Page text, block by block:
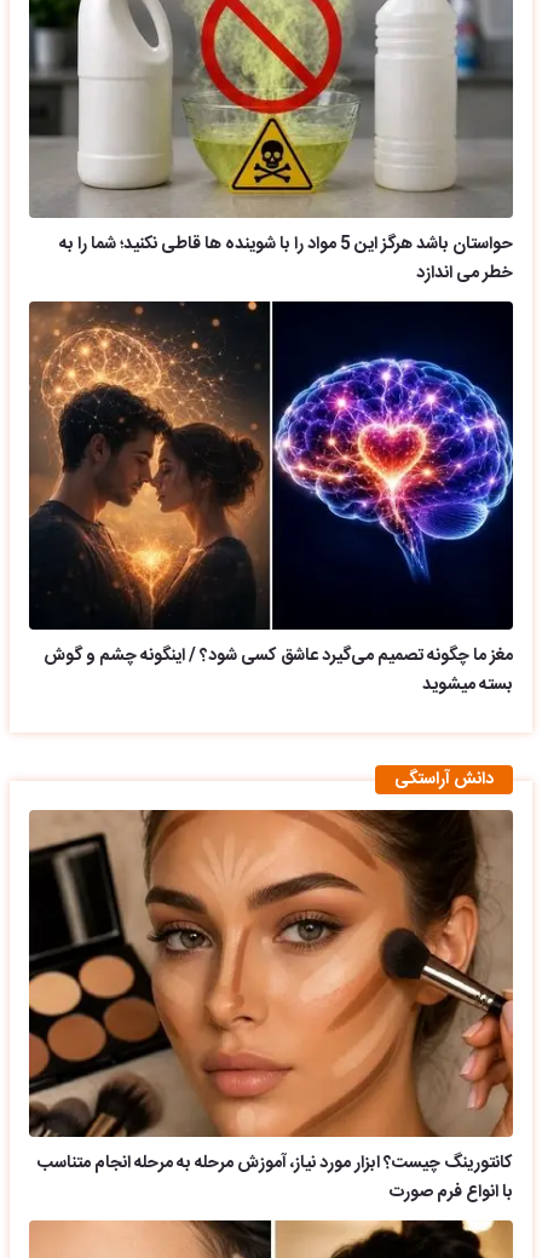
حواستان باشد هرگز این 5 مواد را با شوینده ها قاطی نکنید؛ شما را به
خطر می اندازد
مغز ما چگونه تصمیم می‌گیرد عاشق کسی شود؟ / اینگونه چشم و گوش
بسته میشوید
دانش آراستگی
کانتورینگ چیست؟ ابزار مورد نیاز، آموزش مرحله به مرحله انجام متناسب
با انواع فرم صورت